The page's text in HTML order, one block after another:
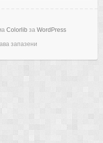
Colorlib за WordPress
запазени